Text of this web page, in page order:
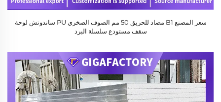
سعر المصنع B1 مضاد للحريق 50 مم الصوف الصخري PU ساندوتش لوحة
سقف مستودع سلسلة البرد